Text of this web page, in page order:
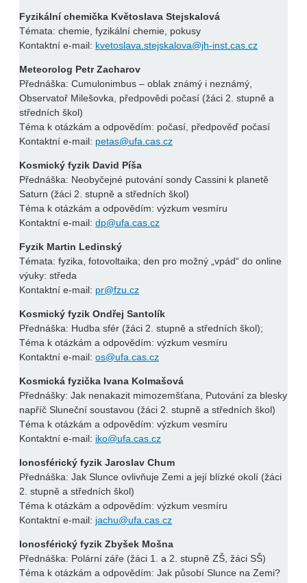
Fyzikální chemička Květoslava Stejskalová
Témata: chemie, fyzikální chemie, pokusy
Kontaktní e-mail: kvetoslava.stejskalova@jh-inst.cas.cz
Meteorolog Petr Zacharov
Přednáška: Cumulonimbus – oblak známý i neznámý,
Observatoř Milešovka, předpovědi počasí (žáci 2. stupně a
středních škol)
Téma k otázkám a odpovědím: počasí, předpověď počasí
Kontaktní e-mail: petas@ufa.cas.cz
Kosmický fyzik David Píša
Přednáška: Neobyčejné putování sondy Cassini k planetě
Saturn (žáci 2. stupně a středních škol)
Téma k otázkám a odpovědím: výzkum vesmíru
Kontaktní e-mail: dp@ufa.cas.cz
Fyzik Martin Ledinský
Témata: fyzika, fotovoltaika; den pro možný „vpád“ do online
výuky: středa
Kontaktní e-mail: pr@fzu.cz
Kosmický fyzik Ondřej Santolík
Přednáška: Hudba sfér (žáci 2. stupně a středních škol);
Téma k otázkám a odpovědím: výzkum vesmíru
Kontaktní e-mail: os@ufa.cas.cz
Kosmická fyzička Ivana Kolmašová
Přednášky: Jak nenakazit mimozemšťana, Putování za blesky
napříč Sluneční soustavou (žáci 2. stupně a středních škol)
Téma k otázkám a odpovědím: výzkum vesmíru
Kontaktní e-mail: iko@ufa.cas.cz
Ionosférický fyzik Jaroslav Chum
Přednáška: Jak Slunce ovlivňuje Zemi a její blízké okolí (žáci
2. stupně a středních škol)
Téma k otázkám a odpovědím: výzkum vesmíru
Kontaktní e-mail: jachu@ufa.cas.cz
Ionosférický fyzik Zbyšek Mošna
Přednáška: Polární záře (žáci 1. a 2. stupně ZŠ, žáci SŠ)
Téma k otázkám a odpovědím: Jak působí Slunce na Zemi?